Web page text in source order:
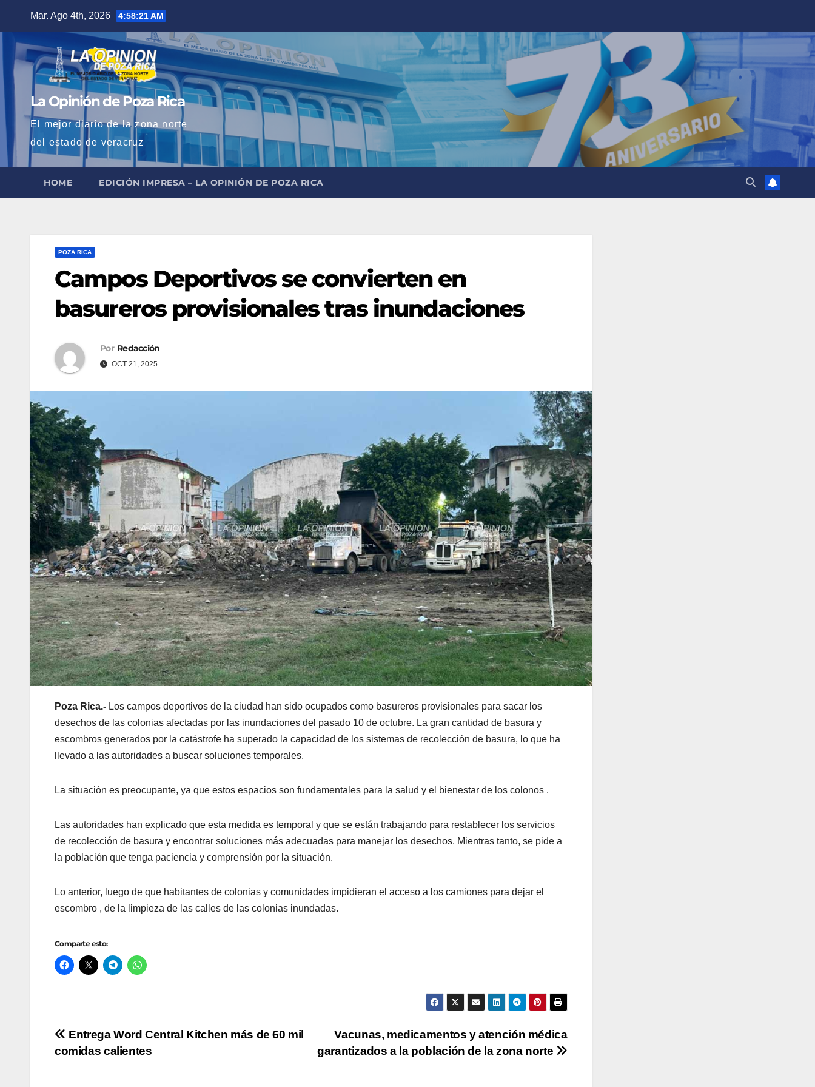
contenido
Mar. Ago 4th, 2026 4:58:22 AM
La Opinión de Poza Rica
El mejor diario de la zona norte
del estado de veracruz
HOME EDICIÓN IMPRESA – LA OPINIÓN DE POZA RICA
POZA RICA
Campos Deportivos se convierten en
basureros provisionales tras inundaciones
Por Redacción
OCT 21, 2025
Poza Rica.- Los campos deportivos de la ciudad han sido ocupados como basureros provisionales para sacar los
desechos de las colonias afectadas por las inundaciones del pasado 10 de octubre. La gran cantidad de basura y
escombros generados por la catástrofe ha superado la capacidad de los sistemas de recolección de basura, lo que ha
llevado a las autoridades a buscar soluciones temporales.
La situación es preocupante, ya que estos espacios son fundamentales para la salud y el bienestar de los colonos .
Las autoridades han explicado que esta medida es temporal y que se están trabajando para restablecer los servicios
de recolección de basura y encontrar soluciones más adecuadas para manejar los desechos. Mientras tanto, se pide a
la población que tenga paciencia y comprensión por la situación.
Lo anterior, luego de que habitantes de colonias y comunidades impidieran el acceso a los camiones para dejar el
escombro , de la limpieza de las calles de las colonias inundadas.
Comparte esto:
Navegación
Vacunas, medicamentos y atención médica
garantizados a la población de la zona norte
Entrega Word Central Kitchen más de 60 mil
comidas calientes